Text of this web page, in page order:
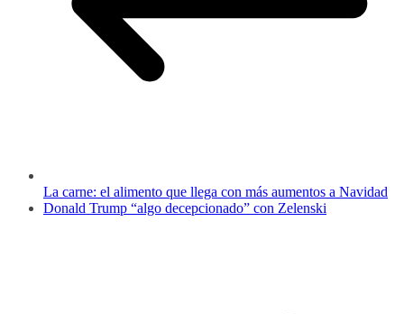
La carne: el alimento que llega con más aumentos a Navidad
Donald Trump “algo decepcionado” con Zelenski